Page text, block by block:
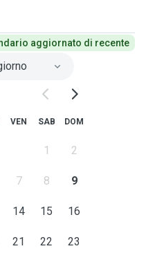
aggiornato di recente
VEN SAB DOM
1 2
7 8 9
14 15 16
21 22 23